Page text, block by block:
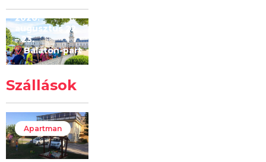
2026.
augusztus 22
– 23.
Balaton-part
Szállások
Apartman